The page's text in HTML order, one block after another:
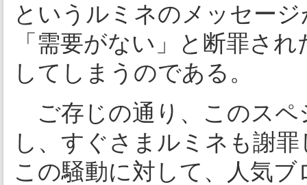
というルミネのメッセー
「需要がない」と断罪さ
してしまうのである。
ご存じの通り、このスペ
し、すぐさまルミネも謝
この騒動に対して、人気ブ